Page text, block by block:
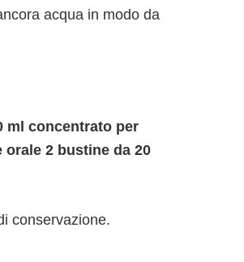
acqua in modo da
ml concentrato per
orale 2 bustine da 20
conservazione.